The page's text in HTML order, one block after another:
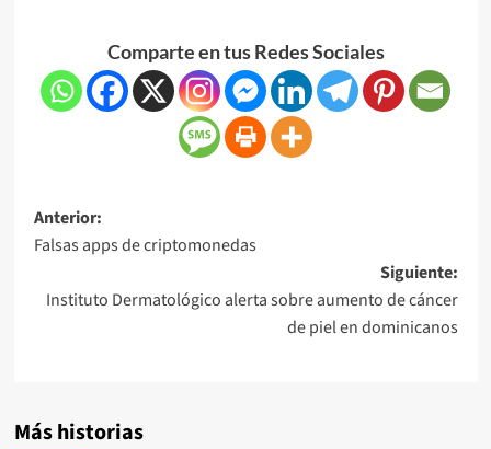
Comparte en tus Redes Sociales
Anterior:
Falsas apps de criptomonedas
Siguiente:
Instituto Dermatológico alerta sobre aumento de cáncer
de piel en dominicanos
Más historias